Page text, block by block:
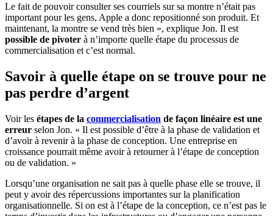
Le fait de pouvoir consulter ses courriels sur sa montre n’était pas
important pour les gens, Apple a donc repositionné son produit. Et
maintenant, la montre se vend très bien », explique Jon. Il est
possible de pivoter à n’importe quelle étape du processus de
commercialisation et c’est normal.
Savoir à quelle étape on se trouve pour ne
pas perdre d’argent
Voir les étapes de la commercialisation de façon linéaire est une
erreur selon Jon. « Il est possible d’être à la phase de validation et
d’avoir à revenir à la phase de conception. Une entreprise en
croissance pourrait même avoir à retourner à l’étape de conception
ou de validation. »
Lorsqu’une organisation ne sait pas à quelle phase elle se trouve, il
peut y avoir des répercussions importantes sur la planification
organisationnelle. Si on est à l’étape de la conception, ce n’est pas le